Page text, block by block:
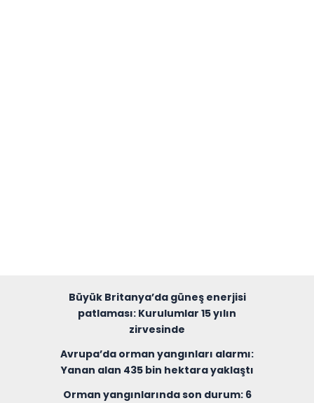
Büyük Britanya’da güneş enerjisi
patlaması: Kurulumlar 15 yılın
zirvesinde
Avrupa’da orman yangınları alarmı:
Yanan alan 435 bin hektara yaklaştı
Orman yangınlarında son durum: 6